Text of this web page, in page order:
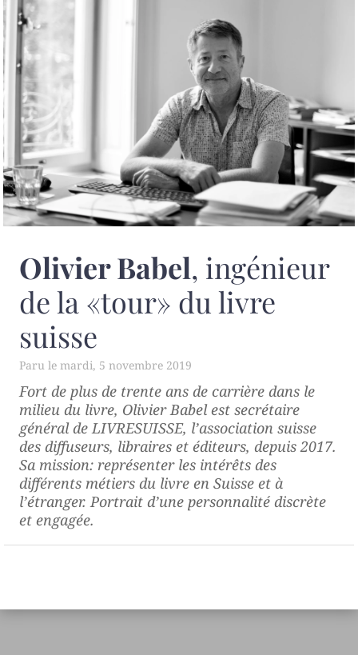
Olivier Babel, ingénieur
de la «tour» du livre
suisse
mardi, 5 novembre 2019
Fort de plus de trente ans de carrière dans le
milieu du livre, Olivier Babel est secrétaire
général de LIVRESUISSE, l’association suisse
des diffuseurs, libraires et éditeurs, depuis 2017.
Sa mission: représenter les intérêts des
différents métiers du livre en Suisse et à
l’étranger. Portrait d’une personnalité discrète
et engagée.